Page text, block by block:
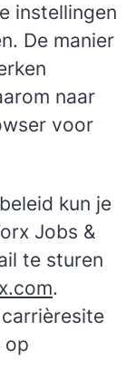
instellingen
De manier
naar
voor
kun je
Jobs &
te sturen
.
op